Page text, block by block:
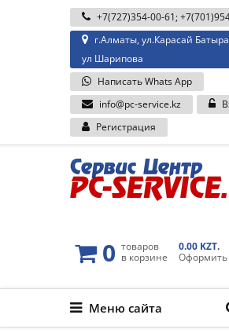
+7(727)354-00-61;
г.Алматы, ул.Карасай Батыра
ул Шарипова
Написать Whats App
info@pc-service.kz
Регистрация
0 товаров
в корзине
0.00 KZT.
Оформить
Меню сайта